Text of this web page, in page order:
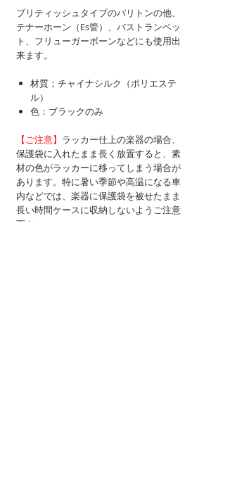
ブリティッシュタイプのバリトンの他、
テナーホーン（Es管）、バストランペッ
ト、フリューガーボーンなどにも使用出
来ます。
材質；チャイナシルク（ポリエステ
ル）
色：ブラックのみ
【ご注意】 ラッカー仕上の楽器の場合、
保護袋に入れたまま長く放置すると、素
材の色がラッカーに移ってしまう場合が
あります。特に暑い季節や高温になる車
内などでは、楽器に保護袋を被せたまま
長い時間ケースに収納しないようご注意
下さい。